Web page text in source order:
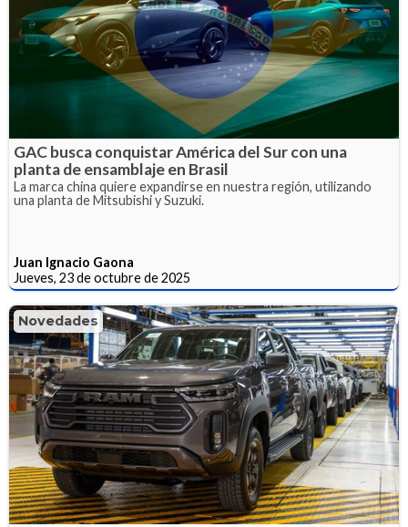
GAC busca conquistar América del Sur con una
planta de ensamblaje en Brasil
La marca china quiere expandirse en nuestra región, utilizando
una planta de Mitsubishi y Suzuki.
Juan Ignacio Gaona
Jueves, 23 de octubre de 2025
Novedades